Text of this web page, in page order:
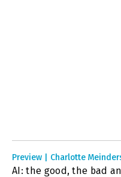
Preview | Charlotte
AI: the good, the bad